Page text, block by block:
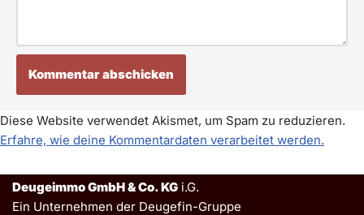
Diese Website verwendet Akismet, um Spam zu reduzieren.
Erfahre, wie deine Kommentardaten verarbeitet werden.
Deugeimmo GmbH & Co. KG i.G.
Ein Unternehmen der Deugefin-Gruppe